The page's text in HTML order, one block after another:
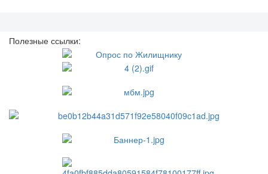
Полезные ссылки: